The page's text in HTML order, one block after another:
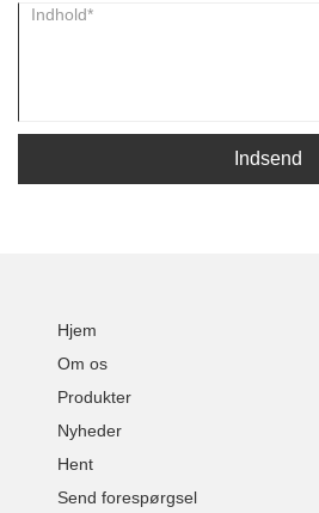
Indsend
Hjem
Om os
Produkter
Nyheder
Hent
Send forespørgsel